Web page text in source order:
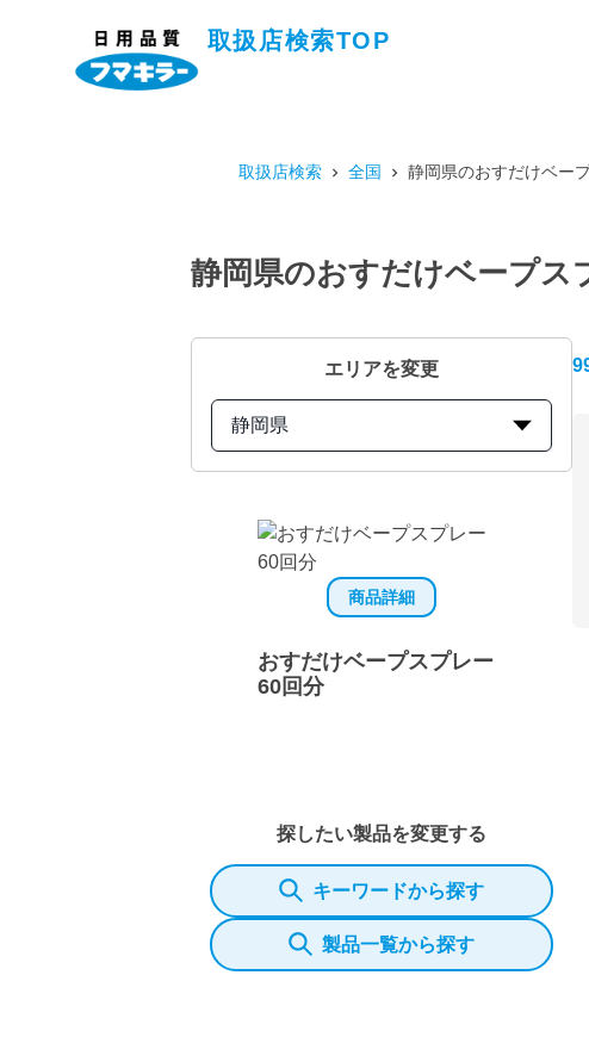
取扱店検索TOP
取扱店検索 全国 静岡県のおすだけベー
静岡県のおすだけベープス
エリアを変更
静岡県
商品詳細
おすだけベープスプレー
60回分
探したい製品を変更する
キーワードから探す
製品一覧から探す